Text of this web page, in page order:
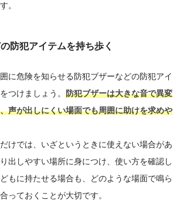
。
防犯アイテムを持ち歩く
に危険を知らせる防犯ブザーなどの防犯アイ
つけましょう。 防犯ブザーは大きな音で異変
声が出しにくい場面でも周囲に助けを求めや
けでは、いざというときに使えない場合があ
出しやすい場所に身につけ、使い方を確認し
もに持たせる場合も、どのような場面で鳴ら
っておくことが大切です。